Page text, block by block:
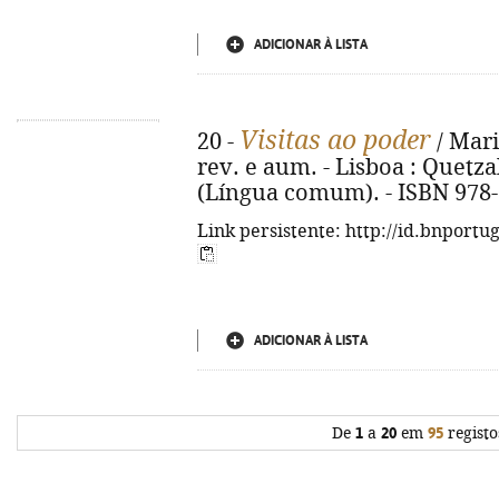
ADICIONAR À LISTA
20 - Visitas ao poder /
rev. e aum. - Lisboa :
(Língua comum). - ISBN
Link persistente: http://
ADICIONAR À LISTA
De 1a 20em 95